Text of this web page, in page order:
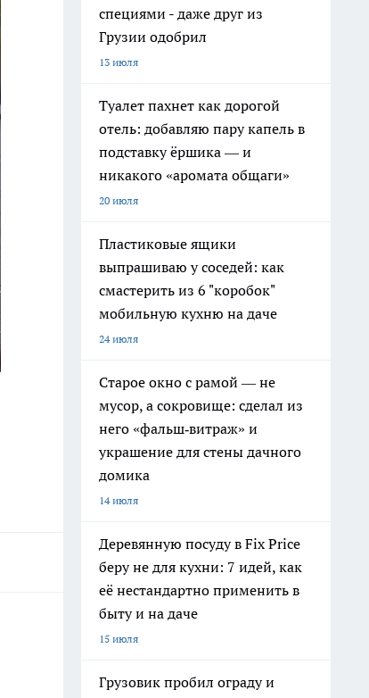
специями - даже друг из
Грузии одобрил
13 июля
Туалет пахнет как дорогой
отель: добавляю пару капель в
подставку ёршика — и
никакого «аромата общаги»
20 июля
Пластиковые ящики
выпрашиваю у соседей: как
смастерить из 6 "коробок"
мобильную кухню на даче
24 июля
Старое окно с рамой — не
мусор, а сокровище: сделал из
него «фальш‑витраж» и
украшение для стены дачного
домика
14 июля
Деревянную посуду в Fix Price
беру не для кухни: 7 идей, как
её нестандартно применить в
быту и на даче
15 июля
Грузовик пробил ограду и